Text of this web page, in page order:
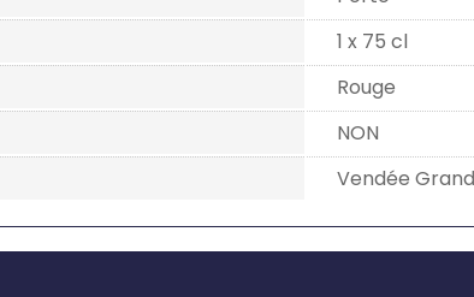
1 x 75 cl
Rouge
NON
Vendée